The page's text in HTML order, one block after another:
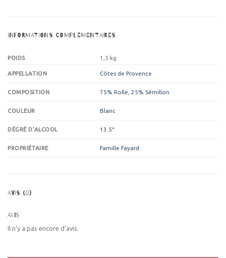
INFORMATIONS COMPLÉMENTAIRES
POIDS 1,5 kg
APPELLATION Côtes de Provence
COMPOSITION 75% Rolle, 25% Sémillon
COULEUR Blanc
DÉGRÉ D'ALCOOL 13.5°
PROPRIÉTAIRE Famille Fayard
AVIS (0)
Avis
Il n’y a pas encore d’avis.